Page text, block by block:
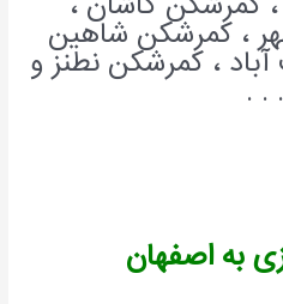
، کمرشکن شاهین
، کمرشکن نطنز و
. .
به اصفهان